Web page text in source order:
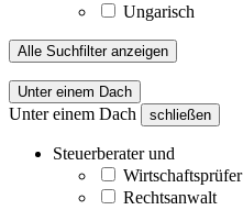
Ungarisch
Alle Suchfilter anzeigen
Unter einem Dach
Unter einem Dach schließen
Steuerberater und
Wirtschaftsprüfer
Rechtsanwalt